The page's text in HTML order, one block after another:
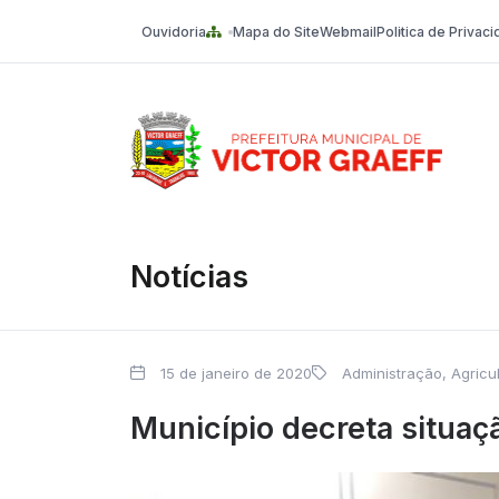
Ouvidoria Mapa do SiteWebmailPolitica de
Notícias
15 de janeiro de 2020 Administração,
Município decreta